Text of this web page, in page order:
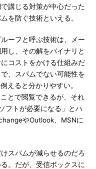
講じる対策が中心だった
を防ぐ技術といえる。
ーフと呼ぶ技術は、メー
し、その解をバイナリと
コストをかける仕組みだ
、スパムでない可能性を
えると分かりやすい。
とで閲覧できるが、それ
フトが必要になる」とハ
やOutlook、MSNに
スパムが減らせるのだろ
。だが、受信ボックスに